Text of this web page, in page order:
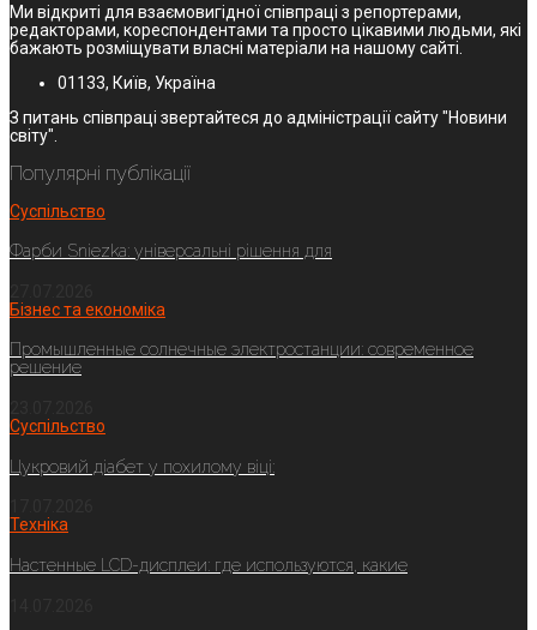
Ми відкриті для взаємовигідної співпраці з репортерами,
редакторами, кореспондентами та просто цікавими людьми, які
бажають розміщувати власні матеріали на нашому сайті.
01133, Київ, Україна
З питань співпраці звертайтеся до адміністрації сайту "Новини
світу".
Популярні публікації
Суспільство
Фарби Sniezka: універсальні рішення для
Бізнес та економіка
Промышленные солнечные электростанции: современное
решение
Суспільство
Цукровий діабет у похилому віці:
Техніка
Настенные LCD-дисплеи: где используются, какие